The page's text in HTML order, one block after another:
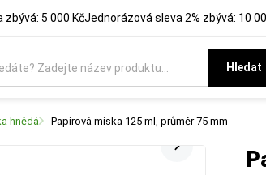
zbývá: 5 000 KčJednorázová sleva 2% zbývá: 10
Hledat
hnědá Papírová miska 125 ml, průměr 75 mm